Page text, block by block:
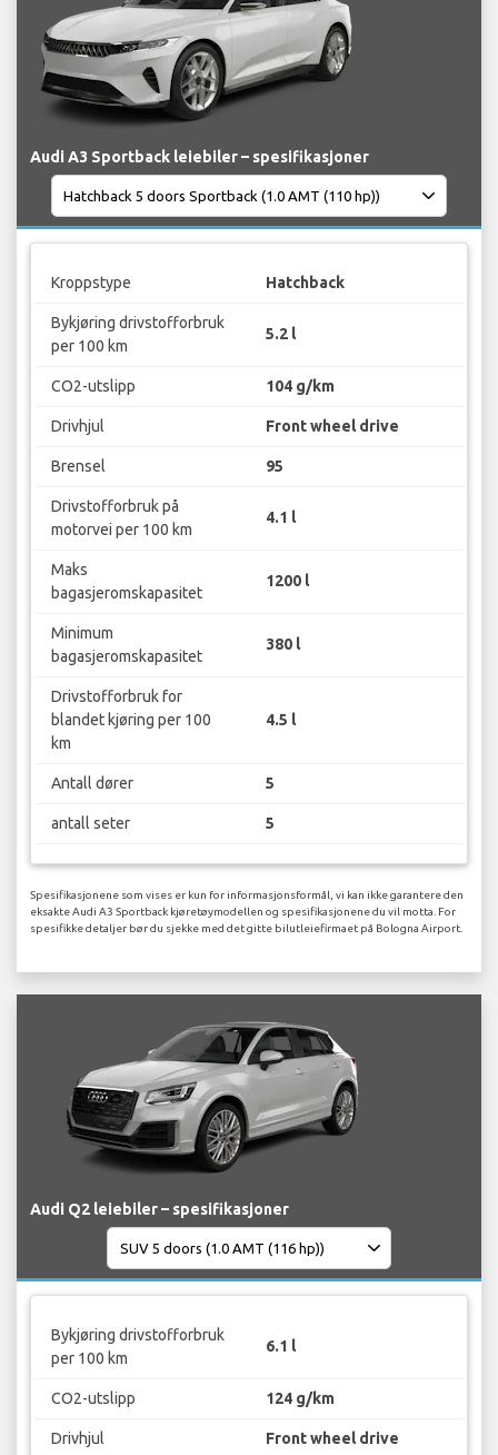
Audi A3 Sportback leiebiler – spesifikasjoner
Kroppstype Hatchback
Bykjøring drivstofforbruk
per 100 km
5.2 l
CO2-utslipp 104 g/km
Drivhjul Front wheel drive
Brensel 95
Drivstofforbruk på
motorvei per 100 km
4.1 l
Maks
bagasjeromskapasitet
1200 l
Minimum
bagasjeromskapasitet
380 l
Drivstofforbruk for
blandet kjøring per 100
km
4.5 l
Antall dører 5
antall seter 5
Spesifikasjonene som vises er kun for informasjonsformål, vi kan ikke garantere den
eksakte Audi A3 Sportback kjøretøymodellen og spesifikasjonene du vil motta. For
spesifikke detaljer bør du sjekke med det gitte bilutleiefirmaet på Bologna Airport.
Audi Q2 leiebiler – spesifikasjoner
Bykjøring drivstofforbruk
per 100 km
6.1 l
CO2-utslipp 124 g/km
Drivhjul Front wheel drive